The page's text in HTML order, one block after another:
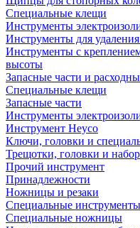
Специальные клещи
Инструменты
Инструменты для
Инструменты с
высоты
Запасные части и
Специальные клещи
Запасные части
Инструменты
Инструмент Heyco
Ключи, головки и
Трещотки, головки и
Прочий инструмент
Принадлежности
Ножницы и резаки
Специальные инструменты
Специальные ножницы